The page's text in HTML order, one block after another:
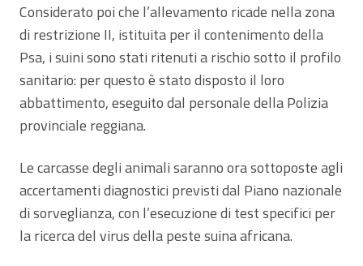
Considerato poi che l’allevamento ricade nella zona
di restrizione II, istituita per il contenimento della
Psa, i suini sono stati ritenuti a rischio sotto il profilo
sanitario: per questo è stato disposto il loro
abbattimento, eseguito dal personale della Polizia
provinciale reggiana.
Le carcasse degli animali saranno ora sottoposte agli
accertamenti diagnostici previsti dal Piano nazionale
di sorveglianza, con l’esecuzione di test specifici per
la ricerca del virus della peste suina africana.